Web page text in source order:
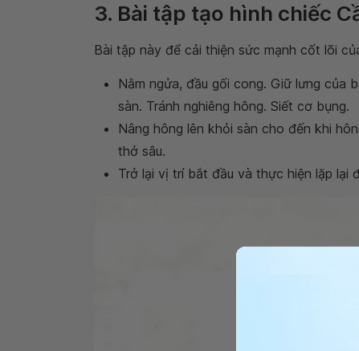
3. Bài tập tạo hình chiếc
Bài tập này để cải thiện sức mạnh cốt lõi
Nằm ngửa, đầu gối cong. Giữ lưng của
sàn. Tránh nghiêng hông. Siết cơ bụng.
Nâng hông lên khỏi sàn cho đến khi
thở sâu.
Trở lại vị trí bắt đầu và thực hiện lặp lại